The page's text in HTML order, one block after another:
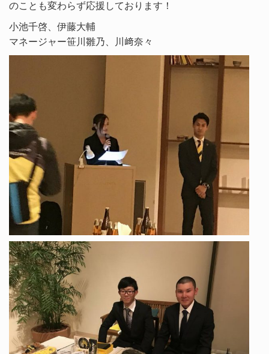
のことも変わらず応援しております！
小池千啓、伊藤大輔
マネージャー笹川雛乃、川﨑奈々